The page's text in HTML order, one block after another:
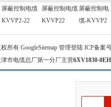
屏蔽控制电缆
KVVP2-22
屏蔽控制电缆
KVVP22
屏蔽控制电
缆-KVVP2
权所有 GoogleSitemap 管理登陆 ICP备案
津市电缆总厂第一分厂主营6XV1830-